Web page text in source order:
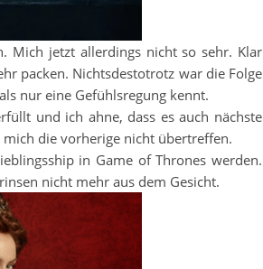
Mich jetzt allerdings nicht so sehr. Klar
packen. Nichtsdestotrotz war die Folge
nur eine Gefühlsregung kennt.
und ich ahne, dass es auch nächste
die vorherige nicht übertreffen.
in Game of Thrones werden.
nicht mehr aus dem Gesicht.